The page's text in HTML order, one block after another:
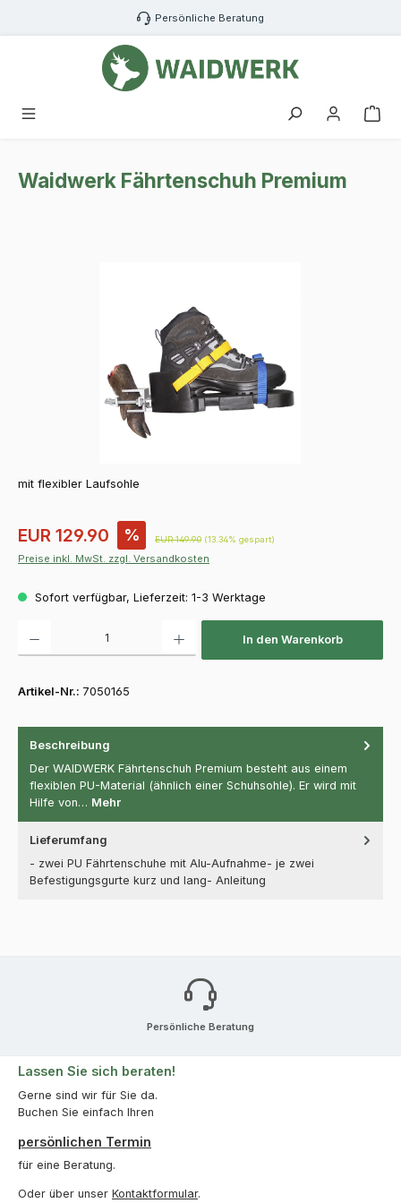
Zum Hauptinhalt springen Persönliche Beratung
Waidwerk Fährtenschuh Premium
mit flexibler Laufsohle
Verkaufspreis:
EUR 129.90 % Regulärer Preis:
EUR 149.90 (13.34% gespart)
Preise inkl. MwSt. zzgl. Versandkosten
Sofort verfügbar, Lieferzeit: 1-3 Werktage
In den Warenkorb
Artikel-Nr.: 7050165
Beschreibung
Der WAIDWERK Fährtenschuh Premium besteht aus einem
flexiblen PU-Material (ähnlich einer Schuhsohle). Er wird mit
Hilfe von… Mehr
Lieferumfang
- zwei PU Fährtenschuhe mit Alu-Aufnahme- je zwei
Befestigungsgurte kurz und lang- Anleitung
Persönliche Beratung
Lassen Sie sich beraten!
Gerne sind wir für Sie da.
Buchen Sie einfach Ihren
persönlichen Termin
für eine Beratung.
Oder über unser Kontaktformular.